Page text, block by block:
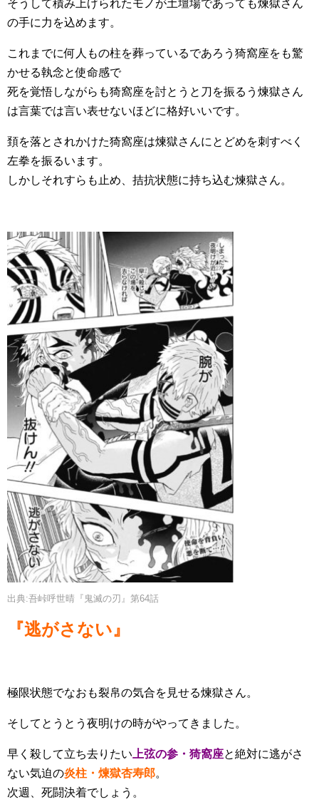
そうして積み上げられたモノが土壇場であっても煉獄さん
の手に力を込めます。
これまでに何人もの柱を葬っているであろう猗窩座をも驚
かせる執念と使命感で
死を覚悟しながらも猗窩座を討とうと刀を振るう煉獄さん
は言葉では言い表せないほどに格好いいです。
頚を落とされかけた猗窩座は煉獄さんにとどめを刺すべく
左拳を振るいます。
しかしそれすらも止め、拮抗状態に持ち込む煉獄さん。
出典:吾峠呼世晴『鬼滅の刃』第64話
『逃がさない』
極限状態でなおも裂帛の気合を見せる煉獄さん。
そしてとうとう夜明けの時がやってきました。
早く殺して立ち去りたい 上弦の参・猗窩座と絶対に逃がさ
ない気迫の炎柱・煉獄杏寿郎。
次週、死闘決着でしょう。